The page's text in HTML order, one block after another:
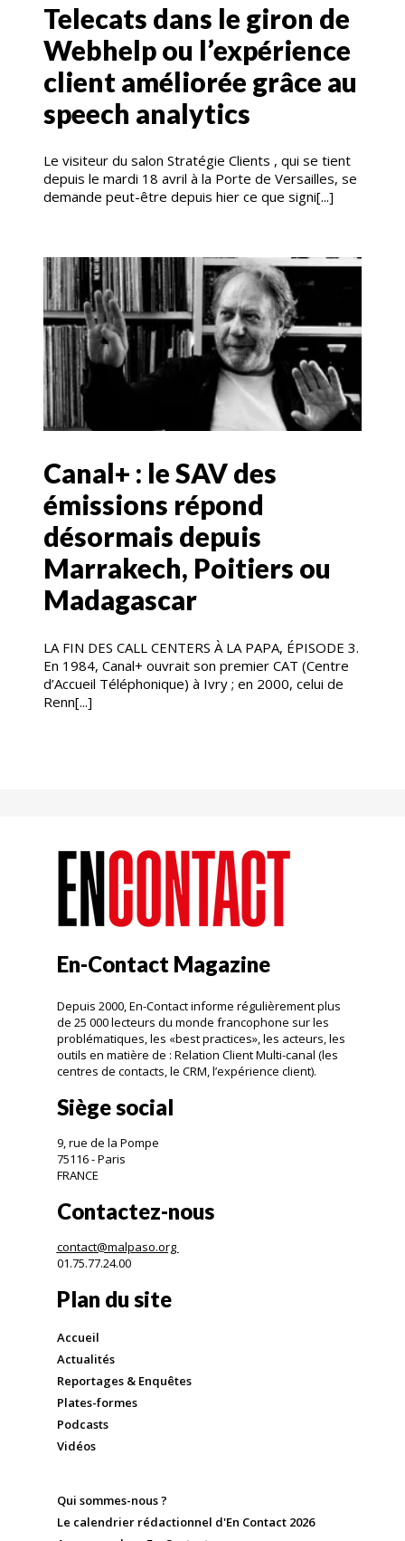
Telecats dans le giron de
Webhelp ou l’expérience
client améliorée grâce au
speech analytics
Le visiteur du salon Stratégie Clients , qui se tient
depuis le mardi 18 avril à la Porte de Versailles, se
demande peut-être depuis hier ce que signi[...]
Canal+ : le SAV des
émissions répond
désormais depuis
Marrakech, Poitiers ou
Madagascar
LA FIN DES CALL CENTERS À LA PAPA, ÉPISODE 3.
En 1984, Canal+ ouvrait son premier CAT (Centre
d’Accueil Téléphonique) à Ivry ; en 2000, celui de
Renn[...]
En-Contact Magazine
Depuis 2000, En-Contact informe régulièrement plus
de 25 000 lecteurs du monde francophone sur les
problématiques, les «best practices», les acteurs, les
outils en matière de : Relation Client Multi-canal (les
centres de contacts, le CRM, l’expérience client).
Siège social
9, rue de la Pompe
75116 - Paris
FRANCE
Contactez-nous
contact@malpaso.org
01.75.77.24.00
Plan du site
Accueil
Actualités
Reportages & Enquêtes
Plates-formes
Podcasts
Vidéos
Qui sommes-nous ?
Le calendrier rédactionnel d'En Contact 2026